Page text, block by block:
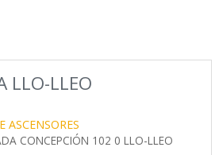
LLO-LLEO
ASCENSORES
CONCEPCIÓN 102 0 LLO-LLEO